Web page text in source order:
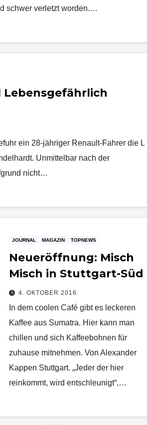
schwer verletzt worden.…
Lebensgefährlich
ein 28-jähriger Renault-Fahrer die L
Unmittelbar nach der
nicht…
JOURNAL MAGAZIN TOPNEWS
Neueröffnung: Misch
Misch in Stuttgart-Süd
4. OKTOBER 2016
In dem coolen Café gibt es leckeren
Kaffee aus Sumatra. Hier kann man
chillen und sich Kaffeebohnen für
zuhause mitnehmen. Von Alexander
Kappen Stuttgart. „Jeder der hier
reinkommt, wird entschleunigt“,…